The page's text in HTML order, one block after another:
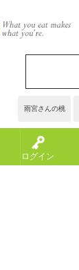
雨宮さんの桃
ログイン